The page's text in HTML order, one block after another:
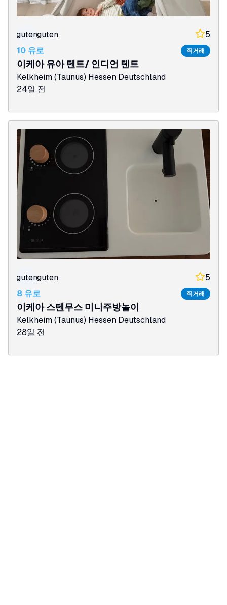
gutenguten
5
10 유로
직거래
이케아 유아 텐트/ 인디언 텐트
Kelkheim (Taunus) Hessen Deutschland
24일 전
gutenguten
5
8 유로
직거래
이케아 스텐무스 미니주방놀이
Kelkheim (Taunus) Hessen Deutschland
28일 전